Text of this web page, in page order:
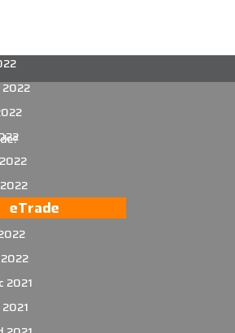
2021
eTrade